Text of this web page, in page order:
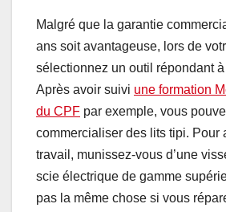
Malgré que la garantie
ans soit avantageuse, lors de
sélectionnez un outil répondant
Après avoir suivi une formation
du CPF par exemple, vous
commercialiser des lits tipi. Pour
travail, munissez-vous d’une
scie électrique de gamme
pas la même chose si vous